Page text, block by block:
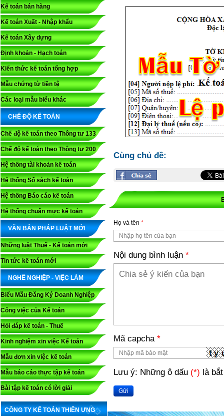
Kế toán bán hàng
Kế toán Xuất - Nhập khẩu
Kế toán Xây dựng
Định khoản - Hạch toán
Kiến thức kế toán tổng hợp
Mẫu chứng từ tiền tệ
Các loại mẫu biểu khác
CHẾ ĐỘ KẾ TOÁN
Chế độ kế toán theo Thông tư 133
Chế độ kế toán theo Thông tư 200
Hệ thống tài khoản kế toán
Hệ thống Sổ sách kế toán
Hệ thống Báo cáo kế toán
Hệ thống chuẩn mực kế toán
VĂN BẢN PHÁP LUẬT MỚI
Những luật Thuế - Kế toán mới
Tin tức kế toán mới
NGHỀ NGHIỆP - VIỆC LÀM
Biểu Mẫu Đăng Ký Doanh Nghiệp
Công việc của Kế toán
Hỏi đáp kế toán - Thuế
Kinh nghiệm xin việc Kế toán
Mẫu đơn xin việc kế toán
Mẫu báo cáo thực tập kế toán
Bài tập kế toán có lời giải
CÔNG TY KẾ TOÁN THIÊN ƯNG
Cùng chủ đề:
Họ và tên *
Nội dung bình luận *
Mã capcha *
Lưu ý: Những ô dấu (*) là
Gửi